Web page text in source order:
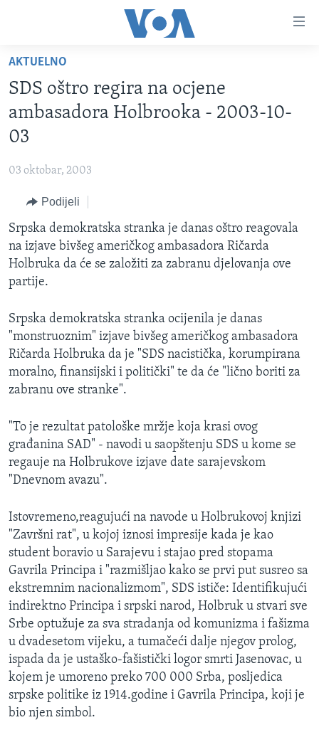
glavni
sadržaj
na
glavnu
Idi
pretragu
VIDEO
FOTOGRAFIJE DANA
SJEDINJENE AMERIČKE DRŽAVE
BOSNA I HERCEGOVINA
SVIJET
NAUKA I TEHNOLOGIJA
SPECIJALNI PROJEKTI
KORUPCIJA
SLOBODA MEDIJA
ŽENSKA STRANA
MAGAZIN
O GLASU AMERIKE
Learning English
PRATITE NAS
AKTUELNO
SDS oštro regira na ocjene
ambasadora Holbrooka - 2003-10-
03
03 oktobar, 2003
Podijeli
Srpska demokratska stranka je danas oštro reagovala
na izjave bivšeg američkog ambasadora Ričarda
Holbruka da će se založiti za zabranu djelovanja ove
partije.
Srpska demokratska stranka ocijenila je danas
"monstruoznim" izjave bivšeg američkog ambasadora
Ričarda Holbruka da je "SDS nacistička, korumpirana
moralno, finansijski i politički" te da će "lično boriti za
zabranu ove stranke".
"To je rezultat patološke mržje koja krasi ovog
građanina SAD" - navodi u saopštenju SDS u kome se
regauje na Holbrukove izjave date sarajevskom
"Dnevnom avazu".
Istovremeno,reagujući na navode u Holbrukovoj knjizi
"Završni rat", u kojoj iznosi impresije kada je kao
student boravio u Sarajevu i stajao pred stopama
Gavrila Principa i "razmišljao kako se prvi put susreo sa
ekstremnim nacionalizmom", SDS ističe: Identifikujući
indirektno Principa i srpski narod, Holbruk u stvari sve
Srbe optužuje za sva stradanja od komunizma i fašizma
u dvadesetom vijeku, a tumačeći dalje njegov prolog,
ispada da je ustaško-fašistički logor smrti Jasenovac, u
kojem je umoreno preko 700 000 Srba, posljedica
srpske politike iz 1914.godine i Gavrila Principa, koji je
bio njen simbol.